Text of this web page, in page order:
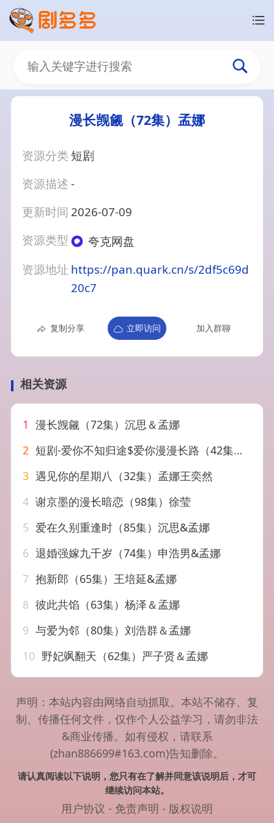
漫长觊觎（72集）孟娜
资源分类 短剧
资源描述-
更新时间 2026-07-09
资源类型
夸克网盘
资源地址 https://pan.quark.cn/s/2df5c69d
20c7
复制分享 立即访问 加入群聊
相关资源
1 漫长觊觎（72集）沉思＆孟娜
2 短剧-爱你不知归途$爱你漫漫长路（42集）张潇予
3 遇见你的星期八（32集）孟娜王奕然
4 谢京墨的漫长暗恋（98集）徐莹
5 爱在久别重逢时（85集）沉思&孟娜
6 退婚强嫁九千岁（74集）申浩男&孟娜
7 抱新郎（65集）王培延&孟娜
8 彼此共馅（63集）杨泽＆孟娜
9 与爱为邻（80集）刘浩群＆孟娜
10 野妃飒翻天（62集）严子贤＆孟娜
声明：本站内容由网络自动抓取。本站不储存、复
制、传播任何文件，仅作个人公益学习，请勿非法
&商业传播。如有侵权，请联系
(zhan886699#163.com)告知删除。
请认真阅读以下说明，您只有在了解并同意该说明后，才可
继续访问本站。
用户协议 - 免责声明 - 版权说明